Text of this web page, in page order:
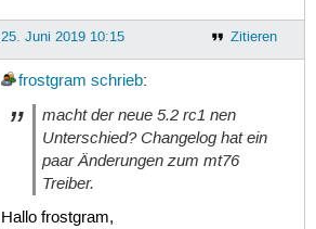
Zitieren
25. Juni 2019 10:15
frostgram schrieb:
macht der neue 5.2 rc1 nen
Unterschied? Changelog hat ein
paar Änderungen zum mt76
Treiber.
Hallo frostgram,